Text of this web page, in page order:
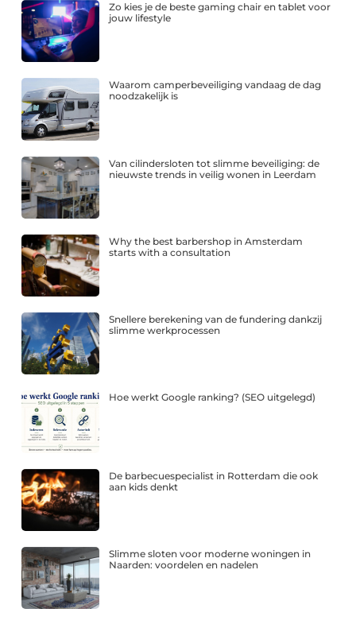
Zo kies je de beste gaming chair en tablet voor
jouw lifestyle
Waarom camperbeveiliging vandaag de dag
noodzakelijk is
Van cilindersloten tot slimme beveiliging: de
nieuwste trends in veilig wonen in Leerdam
Why the best barbershop in Amsterdam
starts with a consultation
Snellere berekening van de fundering dankzij
slimme werkprocessen
Hoe werkt Google ranking? (SEO uitgelegd)
De barbecuespecialist in Rotterdam die ook
aan kids denkt
Slimme sloten voor moderne woningen in
Naarden: voordelen en nadelen